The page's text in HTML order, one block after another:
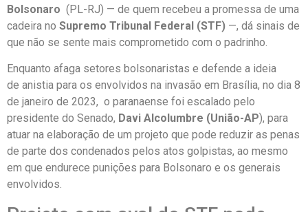
Bolsonaro (PL-RJ) — de quem recebeu a promessa de uma
cadeira no Supremo Tribunal Federal (STF) —, dá sinais de
que não se sente mais comprometido com o padrinho.
Enquanto afaga setores bolsonaristas e defende a ideia
de anistia para os envolvidos na invasão em Brasília, no dia 8
de janeiro de 2023, o paranaense foi escalado pelo
presidente do Senado, Davi Alcolumbre (União-AP), para
atuar na elaboração de um projeto que pode reduzir as penas
de parte dos condenados pelos atos golpistas, ao mesmo
em que endurece punições para Bolsonaro e os generais
envolvidos.